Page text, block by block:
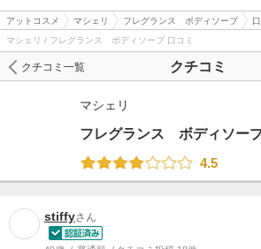
アットコスメ マシェリ フレグランス ボディソープ
マシェリ / フレグランス ボディソープ 口コミ
クチコミ
クチコミ一覧
マシェリ
フレグランス ボディソー
4.5
stiffyさん